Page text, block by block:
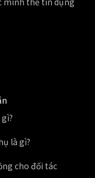
là gì?
cho đối tác